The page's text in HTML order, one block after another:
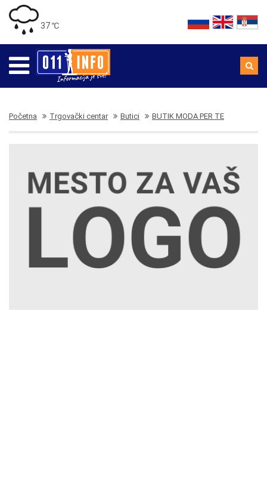
37 ℃
Početna Trgovački centar Butici BUTIK MODA PER TE